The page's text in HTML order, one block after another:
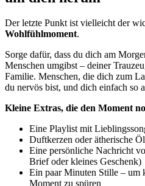
Der letzte Punkt ist vielleicht der
Wohlfühlmoment.
Sorge dafür, dass du dich am
Menschen umgibst – deiner
Familie. Menschen, die dich zum
du nervös bist, und dich einfach so
Kleine Extras, die den Moment
Eine Playlist mit
Duftkerzen oder ätherische
Eine persönliche Nachricht
Brief oder kleines Geschenk)
Ein paar Minuten Stille – um
Moment zu spüren